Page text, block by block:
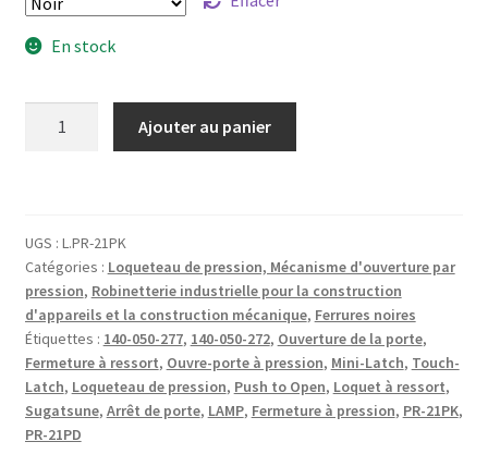
En stock
loquet
à
ressort
Mini-
Latch
loquet
à
pression
Ajouter au panier
UGS : L.PR-21PK
Catégories : Loqueteau de pression, Mécanisme d'ouverture par
pression, Robinetterie industrielle pour la construction
d'appareils et la construction mécanique, Ferrures noires
Étiquettes : 140-050-277, 140-050-272, Ouverture de la porte,
Fermeture à ressort, Ouvre-porte à pression, Mini-Latch, Touch-
Latch, Loqueteau de pression, Push to Open, Loquet à ressort,
Sugatsune, Arrêt de porte, LAMP, Fermeture à pression, PR-21PK,
PR-21PD